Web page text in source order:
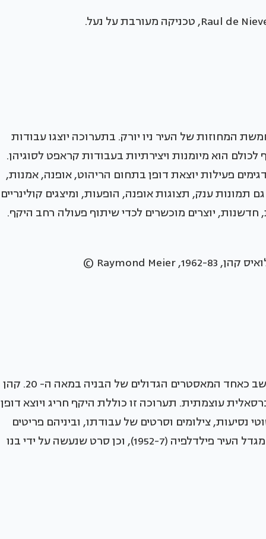
המחוזות של העיר ניו יורק. בתערוכה יוצגו עבודות
לכולם הוא מיומנות ויצירתיות בעבודות קראפט לסוגיהן.
פעילות יוצאת דופן בתחום הריהוט, אופנה, אמנות,
תמונות ענק, תצוגות אופנה, הופעות, ומיצגים קולינריים
חדשנות, יוצרים מוכשרים לכדי שיתוף פעולה רחב היקף.
האדריכל האמריקאי לואיס קהן (1901-1974) נחשב כאחד המאסטרים הגדולים של הבניה במאה ה- 20. קהן
עוצמתית. תערוכה זו כוללת היקף חריג ויוצא דופן
נסיעות, צילומים וסרטים של עבודתו, וביניהם פריטים
הראויים לציון מיוחד: מודל בגובה 4 מטרים של מגדל העיר פילדלפיה (1952-7), וכן סרט שנעשה על ידי בנו